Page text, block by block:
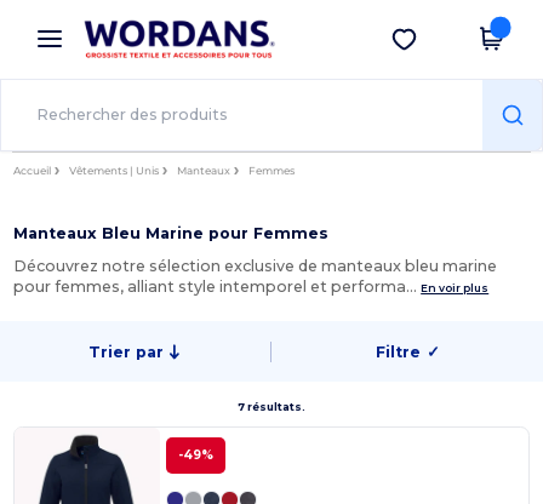
× Appli Wordans
Meilleurs prix sur l’app !
Obtenir l'appli
Accueil Vêtements | Unis Manteaux Femmes
Manteaux Bleu Marine pour Femmes
Découvrez notre sélection exclusive de manteaux bleu marine
pour femmes, alliant style intemporel et performa…En voir plus
Trier par Filtre ✓
7 résultats.
-49%